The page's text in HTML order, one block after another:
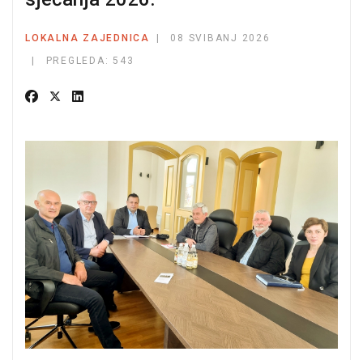
LOKALNA ZAJEDNICA
08 SVIBANJ 2026
PREGLEDA: 543